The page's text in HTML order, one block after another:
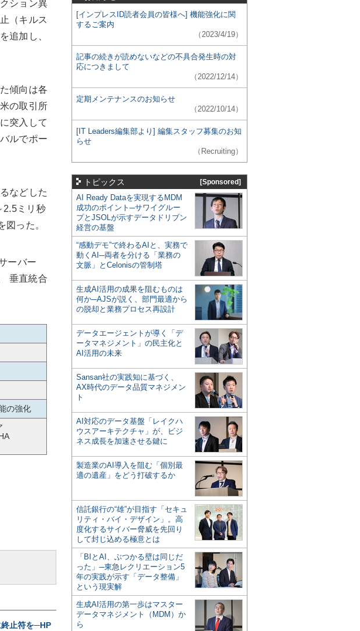
ション異
（キルス
追加し、
傾向は各
の取引所
突入して
ルでポー
などした
2.5ミリ秒
った。
ーバー
垂直統合
の強化
止符を─HP
[インプレスID読者会員の皆様へ] 機能強化に関
するご案内
（2023/4/19）
記事の続きが読めないなどの不具合発生時の対
応につきまして
（2022/12/14）
定期メンテナンスのお知らせ
（2022/10/14）
[IT Leaders編集部より] 編集スタッフ募集のお知
らせ
（Recruiting）
トピックス [Sponsored]
AI Ready Dataを実現するMDM
成功のポイント─サワイグルー
プとJSOLが示すデータドリブン
経営の基盤
“感動デモ”で終わるAIと、実務で
動くAI─両者を分ける「業務の
文脈」とCelonisの管制塔
生成AI活用の成果を阻むものは
何か─AJSが説く、部門最適から
の脱却と業務プロセス再設計
データエージェントが導く「デ
ータマネジメント」の民主化と
AI活用の未来
Sansan社の実践知に基づく、
AX時代のデータ品質マネジメン
ト
AI対応のデータ基盤「レイクハ
ウスアーキテクチャ」が、ビジ
ネス成長を加速させる鍵に
製造業のAI導入を阻む「個別最
適の遺産」をどう打破するか
信託銀行の“雄”が目指す「セキュ
リティ・バイ・デザイン」。高
度化するサイバー脅威を先回り
して封じ込める極意とは
「BIとAI、ぶつかる壁は同じだ
った」─東急レクリエーション5
年の実践が示す「データ整備」
という現実解
生成AI活用の第一歩はマスター
データマネジメント（MDM）か
ら